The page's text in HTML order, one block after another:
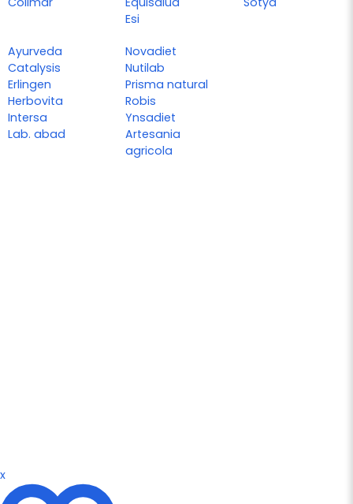
Esi
Ayurveda
Catalysis
Erlingen
Herbovita
Intersa
Lab. abad
Novadiet
Nutilab
Prisma natural
Robis
Ynsadiet
Artesania
agricola
x